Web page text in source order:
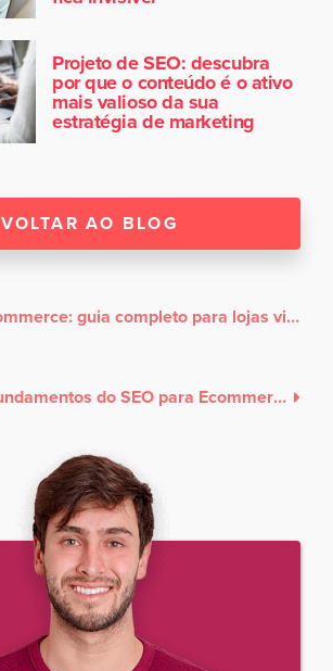
Projeto de SEO: descubra
por que o conteúdo é o ativo
mais valioso da sua
estratégia de marketing
VOLTAR AO BLOG
SEO para e-commerce: guia completo para lojas virtuais aparecerem no Google e vender mais
Quais são os Fundamentos do SEO para Ecommerce?